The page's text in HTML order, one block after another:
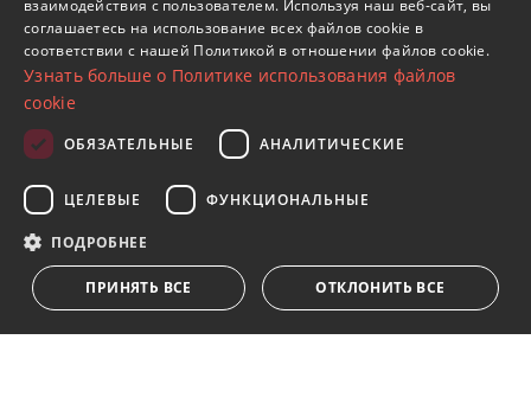
Апартаменты в Epic Marbella
Получайте обновления о недвижимости, новостях
и образе жизни в Марбелье
Подписаться
Я принимаюполитика конфиденциальности
SPANISH
FRENCH
взаимодействия с пользователем. Используя наш веб-сайт, вы
соглашаетесь на использование всех файлов cookie в
соответствии с нашей Политикой в ​​отношении файлов cookie.
Узнать больше о Политике использования файлов
cookie
ОБЯЗАТЕЛЬНЫЕ АНАЛИТИЧЕСКИЕ
ЦЕЛЕВЫЕ ФУНКЦИОНАЛЬНЫЕ
ПОДРОБНЕЕ
ПРИНЯТЬ ВСЕ ОТКЛОНИТЬ ВСЕ